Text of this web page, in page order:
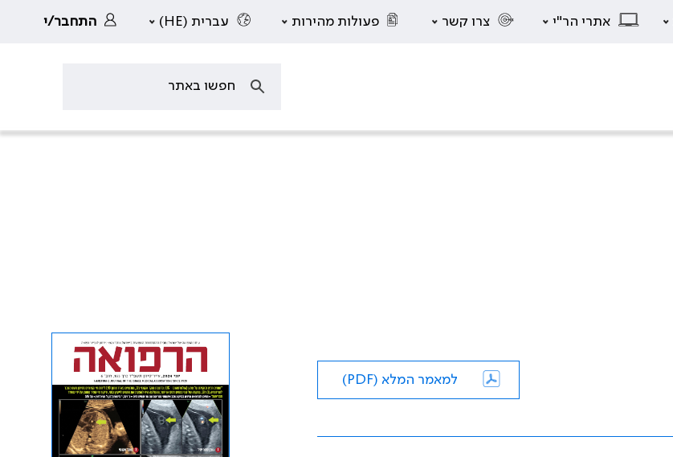
אתרי הר"י צרו קשר פעולות מהירות עברית (HE) התחבר/י
למאמר המלא (PDF)